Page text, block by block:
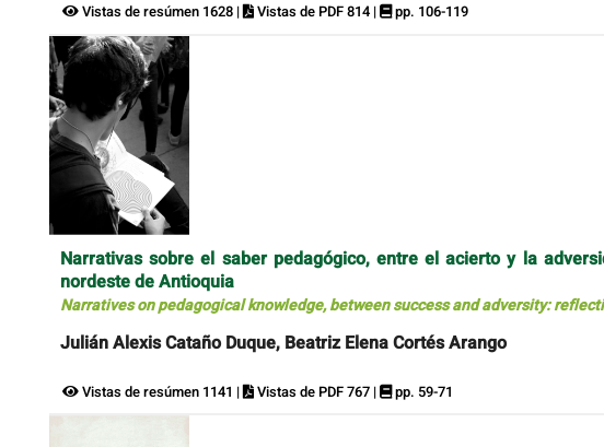
Vistas de resúmen 1628 | Vistas de PDF 814 | pp. 106-119
Narrativas sobre el saber pedagógico, entre el acierto y la
nordeste de Antioquia
Narratives on pedagogical knowledge, between success and adversity:
Julián Alexis Cataño Duque, Beatriz Elena Cortés Arango
Vistas de resúmen 1141 | Vistas de PDF 767 | pp. 59-71